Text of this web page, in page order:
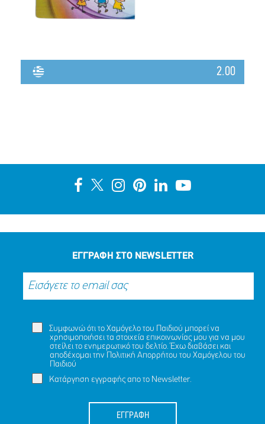
2.00
ΕΓΓΡΑΦΗ ΣΤΟ NEWSLETTER
Συμφωνώ ότι το Χαμόγελο του Παιδιού μπορεί να
χρησιμοποιήσει τα στοιχεία επικοινωνίας μου για να μου
στείλει το ενημερωτικό του δελτίο. Έχω διαβάσει και
αποδέχομαι την Πολιτική Απορρήτου του Χαμόγελου του
Παιδιού
Κατάργηση εγγραφής απο το Newsletter.
ΕΓΓΡΑΦΗ